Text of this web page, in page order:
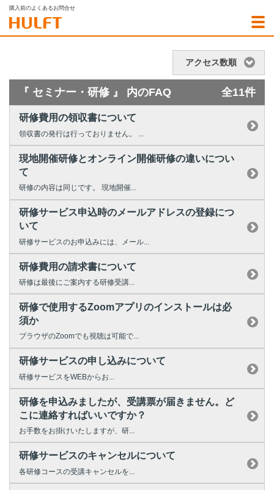
購入前のよくあるお問合せ
アクセス数順
『 セミナー・研修 』 内のFAQ 全11件
研修費用の領収書について
領収書の発行は行っておりません。 ...
現地開催研修とオンライン開催研修の違いについ
て
研修の内容は同じです。 現地開催...
研修サービス申込時のメールアドレスの登録につ
いて
研修サービスのお申込みには、メール...
研修費用の請求書について
研修は最後にご案内する研修受講...
研修で使用するZoomアプリのインストールは必
須か
ブラウザのZoomでも視聴は可能で...
研修サービスの申し込みについて
研修サービスをWEBからお...
研修を申込みましたが、受講票が届きません。ど
こに連絡すればいいですか？
お手数をお掛けいたしますが、研...
研修サービスのキャンセルについて
各研修コースの受講キャンセルを...